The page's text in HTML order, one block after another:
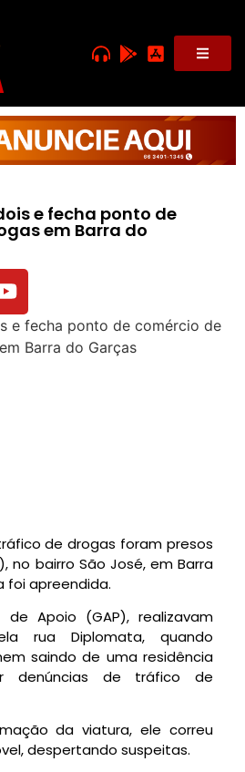
e fecha ponto de
em Barra do
de drogas foram presos
no bairro São José, em Barra
foi apreendida.
de Apoio (GAP), realizavam
rua Diplomata, quando
saindo de uma residência
denúncias de tráfico de
da viatura, ele correu
despertando suspeitas.